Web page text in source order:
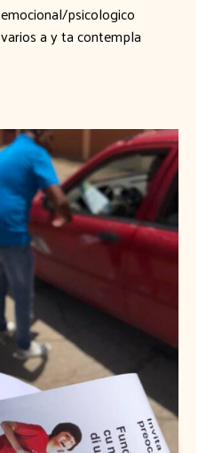
psicologico
a y ta contempla